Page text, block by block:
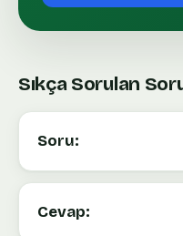
Sıkça Sorulan
Soru:
Cevap: